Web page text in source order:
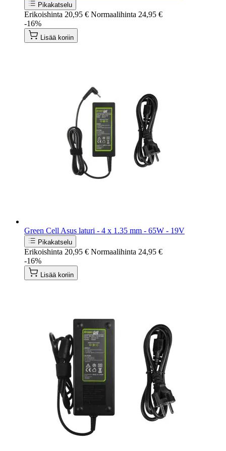
Pikakatselu
Erikoishinta 20,95 € Normaalihinta 24,95 €
-16%
Lisää koriin
Green Cell Asus laturi - 4 x 1.35 mm - 65W - 19V
Pikakatselu
Erikoishinta 20,95 € Normaalihinta 24,95 €
-16%
Lisää koriin